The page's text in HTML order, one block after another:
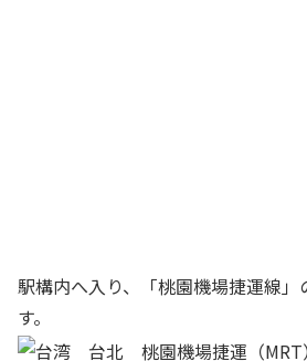
駅構内へ入り、「桃園機場捷運線」
す。